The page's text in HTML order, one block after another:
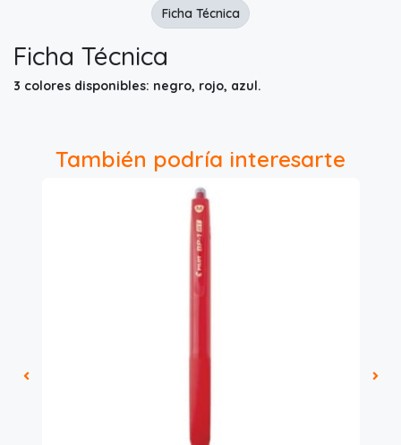
Ficha Técnica
3 colores disponibles: negro, rojo, azul.
Ficha Técnica
También podría interesarte